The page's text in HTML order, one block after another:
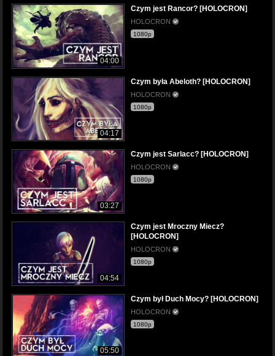
04:00
Czym jest Rancor? [HOLOCRON]
HOLOCRON
1080p
04:17
Czym była Abeloth? [HOLOCRON]
HOLOCRON
1080p
03:27
Czym jest Sarlacc? [HOLOCRON]
HOLOCRON
1080p
04:54
Czym jest Mroczny Miecz?
[HOLOCRON]
HOLOCRON
1080p
05:50
Czym był Duch Mocy? [HOLOCRON]
HOLOCRON
1080p